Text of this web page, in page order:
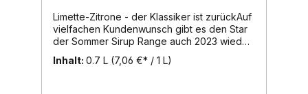
Limette-Zitrone - der Klassiker ist zurückAuf
vielfachen Kundenwunsch gibt es den Star
der Sommer Sirup Range auch 2023 wieder
als Limited Edition. Der fein-säuerliche
Geschmack des beliebten Zitrus-Mix sorgt
Inhalt: 0.7 L (7,06 €* / 1 L)